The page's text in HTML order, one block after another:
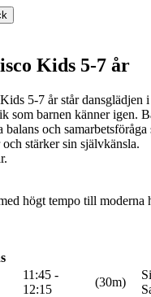
Kids 5-7 år
5-7 år står dansglädjen
som barnen känner igen.
och
stärker sin självkänsla.
högt tempo till moderna
11:45 -
12:15
(30m)